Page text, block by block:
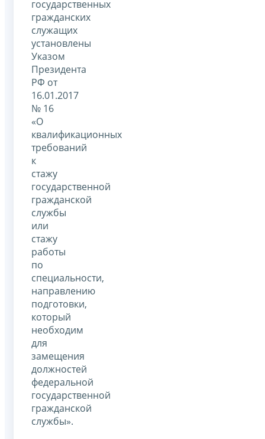
государственных
гражданских
служащих
установлены
Указом
Президента
РФ от
16.01.2017
№ 16
«О
квалификационных
требований
к
стажу
государственной
гражданской
службы
или
стажу
работы
по
специальности,
направлению
подготовки,
который
необходим
для
замещения
должностей
федеральной
государственной
гражданской
службы».